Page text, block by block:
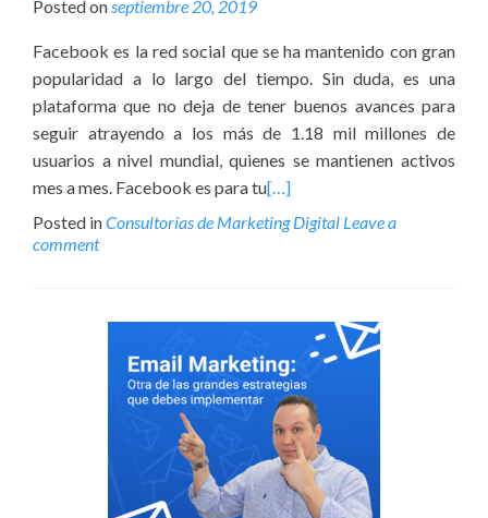
Posted onseptiembre 20, 2019
Facebook es la red social que se ha mantenido con gran
popularidad a lo largo del tiempo. Sin duda, es una
plataforma que no deja de tener buenos avances para
seguir atrayendo a los más de 1.18 mil millones de
usuarios a nivel mundial, quienes se mantienen activos
mes a mes. Facebook es para tu[…]
Posted inConsultorías de Marketing Digital Leave a
comment